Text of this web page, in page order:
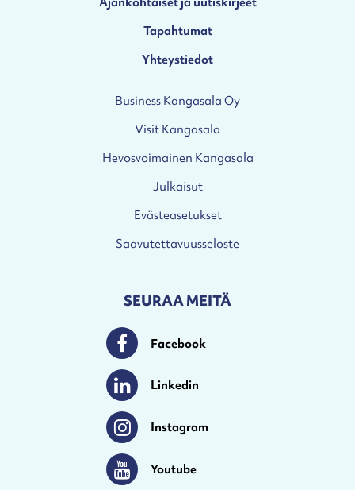
Tapahtumat
Yhteystiedot
Business Kangasala Oy
Visit Kangasala
Hevosvoimainen Kangasala
Julkaisut
Evästeasetukset
Saavutettavuusseloste
SEURAA MEITÄ
FacebookFacebook
LinkedinLinkedin
InstagramInstagram
Youtube Youtube